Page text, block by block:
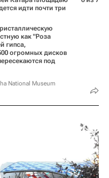
идти почти три
как "Роза
гипса,
огромных дисков
под
National Museum